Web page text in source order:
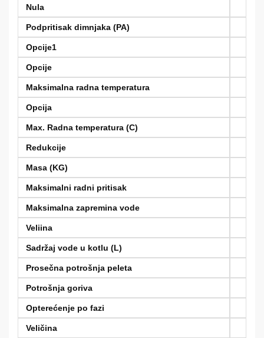
Nula
Podpritisak dimnjaka (PA)
Opcije1
Opcije
Maksimalna radna temperatura
Opcija
Max. Radna temperatura (C)
Redukcije
Masa (KG)
Maksimalni radni pritisak
Maksimalna zapremina vode
Veliina
Sadržaj vode u kotlu (L)
Prosečna potrošnja peleta
Potrošnja goriva
Opterećenje po fazi
Veličina